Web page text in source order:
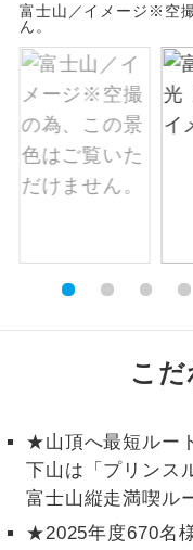
富士山／イメージ※空
ん。
こだ
★山頂へ最短ルー
下山は「プリンス
富士山縦走満喫ル
★2025年度670名
温泉
露天風呂
大浴場
お部屋食
トラベルイヤ
1名様催行